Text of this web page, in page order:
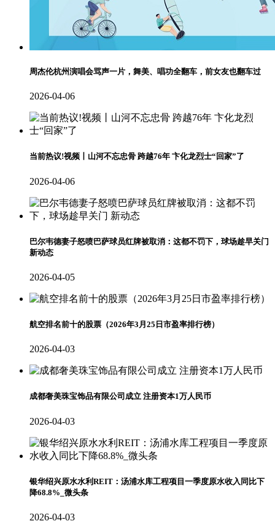
周杰伦杭州演唱会骂声一片，舞美、唱功全翻车，前女友也翻车过
2026-04-06
当前热议!视频丨山河不忘忠骨 跨越76年 卞化龙烈士“回家”了
2026-04-06
巴尔韦德妻子怒喷巴萨球员红牌被取消：这都不罚下，球场趁早关门
新动态
2026-04-05
航空排名前十的股票（2026年3月25日市盈率排行榜）
2026-04-03
成都奢美珠宝饰品有限公司成立 注册资本1万人民币
2026-04-03
银华绍兴原水水利REIT：汤浦水库工程项目一季度原水收入同比下
降68.8%_微头条
2026-04-03